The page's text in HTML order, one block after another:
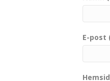
E-post